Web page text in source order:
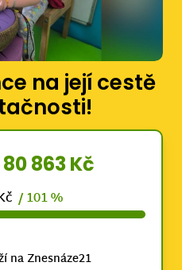
na její cestě
863 Kč
/ 101 %
na Znesnáze21